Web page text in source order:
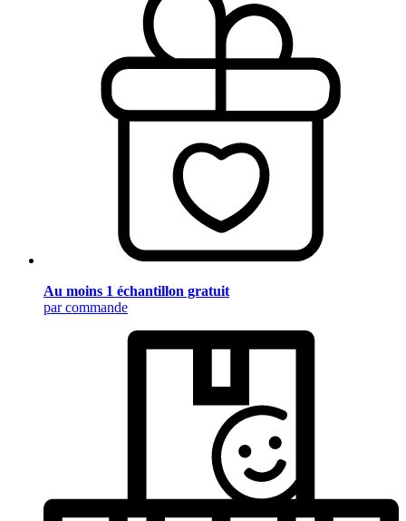
Au moins 1 échantillon gratuit
par commande